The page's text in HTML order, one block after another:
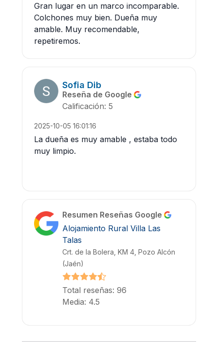
Gran lugar en un marco incomparable.
Colchones muy bien. Dueña muy
amable. Muy recomendable,
repetiremos.
Sofia Dib
Reseña de Google
Calificación: 5
2025-10-05 16:01:16
La dueña es muy amable , estaba todo
muy limpio.
Resumen Reseñas Google
Alojamiento Rural Villa Las
Talas
Crt. de la Bolera, KM 4, Pozo Alcón
(Jaén)
Total reseñas: 96
Media: 4.5